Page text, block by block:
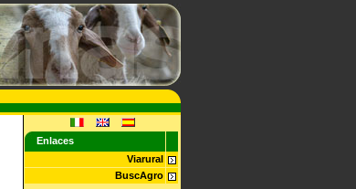
Enlaces
Viarural
BuscAgro